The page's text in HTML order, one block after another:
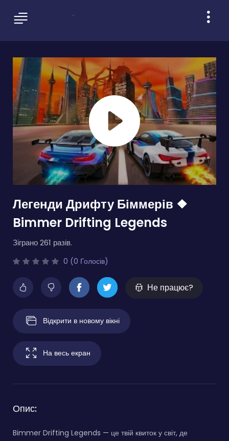
Легенди Дрифту Біммерів ❖
Bimmer Drifting Legends
Зіграно 261 разів.
0 (0 Голосів)
Не працює?
Відкрити в новому вікні
На весь екран
Опис:
Bimmer Drifting Legends — це твій квиток у світ, де